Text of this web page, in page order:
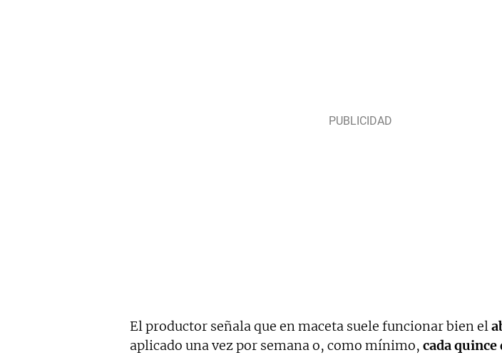
El productor señala que en maceta suele funcionar bien el
aplicado una vez por semana o, como mínimo, cada quince